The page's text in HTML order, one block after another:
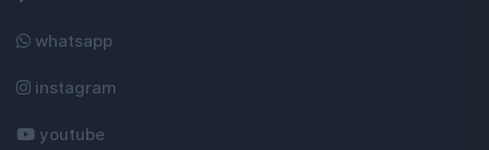
whatsapp
instagram
youtube